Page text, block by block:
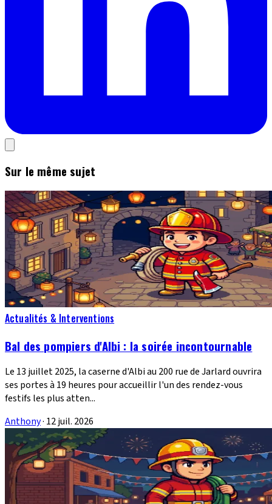
Sur le même sujet
Actualités & Interventions
Bal des pompiers d'Albi : la soirée incontournable
Le 13 juillet 2025, la caserne d'Albi au 200 rue de Jarlard ouvrira
ses portes à 19 heures pour accueillir l'un des rendez-vous
festifs les plus atten...
Anthony· 12 juil. 2026